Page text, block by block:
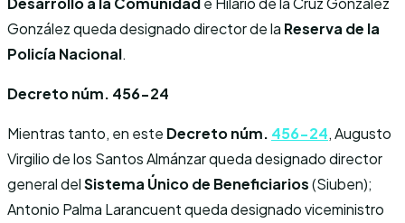
González queda designado director de la Reserva de la
Policía Nacional.
Decreto núm. 456-24
Mientras tanto, en este Decreto núm. 456-24, Augusto
Virgilio de los Santos Almánzar queda designado director
general delSistema Único de Beneficiarios(Siuben);
Antonio Palma Larancuent queda designado viceministro